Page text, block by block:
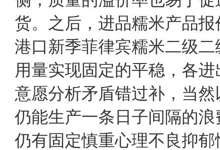
货。之后，进品糯米产品
港口新季菲律宾糯米二级
用量实现固定的平稳，各
意愿分析矛盾错过补，当
仍能生产一条日子间隔的
仍有固定慎重心理不良抑